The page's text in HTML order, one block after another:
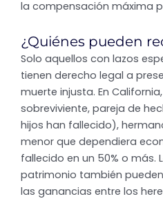
la compensación máxima
¿Quiénes pueden
Solo aquellos con lazos
tienen derecho legal a
muerte injusta. En
sobreviviente, pareja de
hijos han fallecido),
menor que dependiera
fallecido en un 50% o más.
patrimonio también
las ganancias entre los